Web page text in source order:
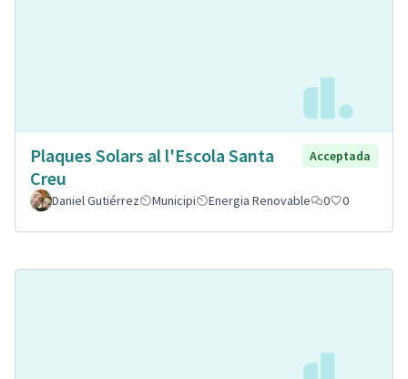
Plaques Solars al l'Escola Santa
Creu
Acceptada
Daniel Gutiérrez Municipi Energia Renovable 0 0